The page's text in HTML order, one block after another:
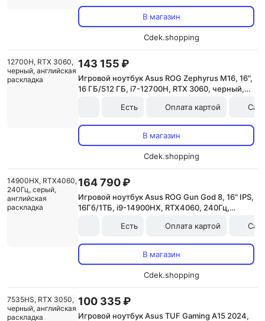
В магазин
Cdek.shopping
143 155 ₽
Игровой ноутбук Asus ROG Zephyrus M16, 16",
16 ГБ/512 ГБ, i7-12700H, RTX 3060, черный,
Есть
Оплата картой
В магазин
Cdek.shopping
164 790 ₽
Игровой ноутбук Asus ROG Gun God 8, 16" IPS,
16Гб/1ТБ, i9-14900HX, RTX4060, 240Гц,
Есть
Оплата картой
В магазин
Cdek.shopping
100 335 ₽
Игровой ноутбук Asus TUF Gaming A15 2024,